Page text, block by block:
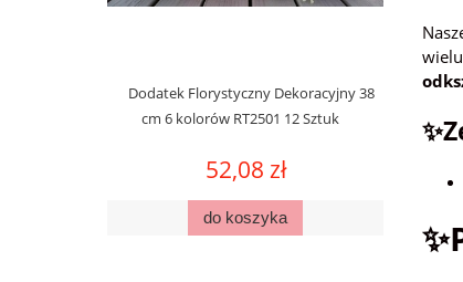
Dodatek Florystyczny Dekoracyjny 38
cm 6 kolorów RT2501 12 Sztuk
52,08 zł
do koszyka